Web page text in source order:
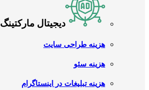
دیجیتال مارکتینگ
هزینه طراحی سایت
هزینه سئو
هزینه تبلیغات در اینستاگرام